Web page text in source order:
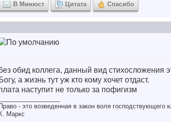
В Минюст Цитата Спасибо
обид коллега, данный вид стихосложения
Богу, а жизнь тут уж кто кому хочет отдаст.
наступит не только за пофигизм
Право - это возведенная в закон воля господствующего
К. Маркс